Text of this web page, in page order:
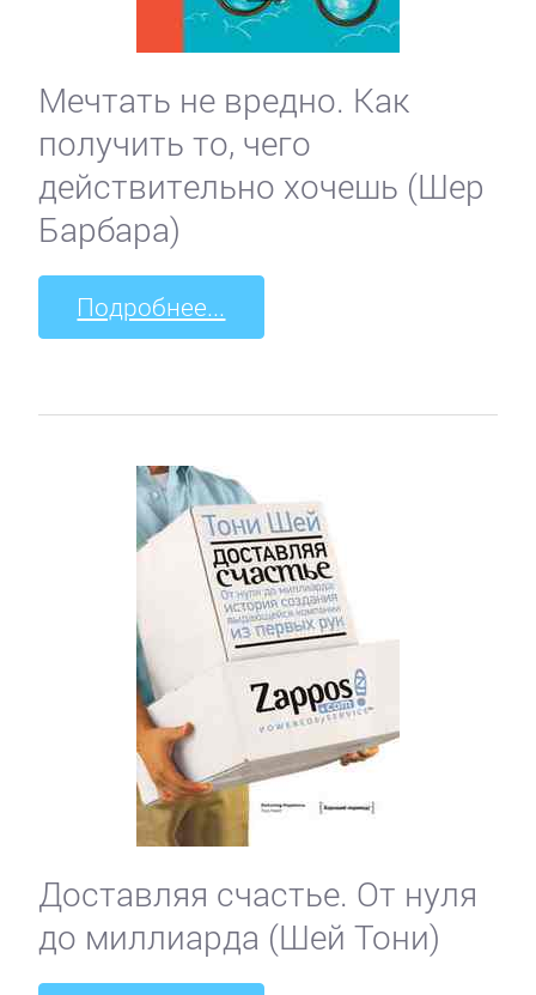
Мечтать не вредно. Как
получить то, чего
действительно хочешь (Шер
Барбара)
Подробнее...
Доставляя счастье. От нуля
до миллиарда (Шей Тони)